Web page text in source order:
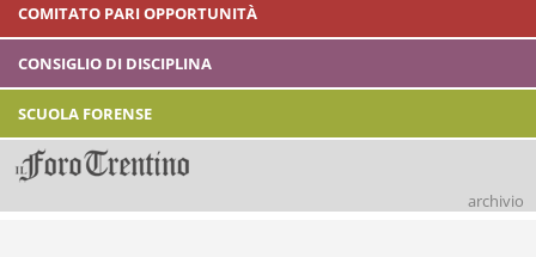
COMITATO PARI OPPORTUNITÀ
CONSIGLIO DI DISCIPLINA
SCUOLA FORENSE
archivio